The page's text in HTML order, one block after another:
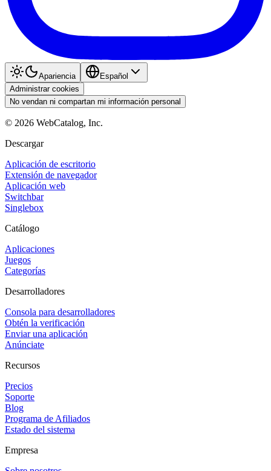
Apariencia
Español
Administrar cookies
No vendan ni compartan mi información personal
© 2026 WebCatalog, Inc.
Descargar
Aplicación de escritorio
Extensión de navegador
Aplicación web
Switchbar
Singlebox
Catálogo
Aplicaciones
Juegos
Categorías
Desarrolladores
Consola para desarrolladores
Obtén la verificación
Enviar una aplicación
Anúnciate
Recursos
Precios
Soporte
Blog
Programa de Afiliados
Estado del sistema
Empresa